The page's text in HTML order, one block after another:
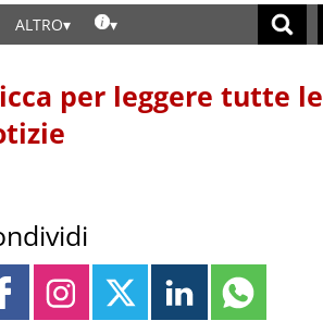
ALTRO
per leggere tutte le